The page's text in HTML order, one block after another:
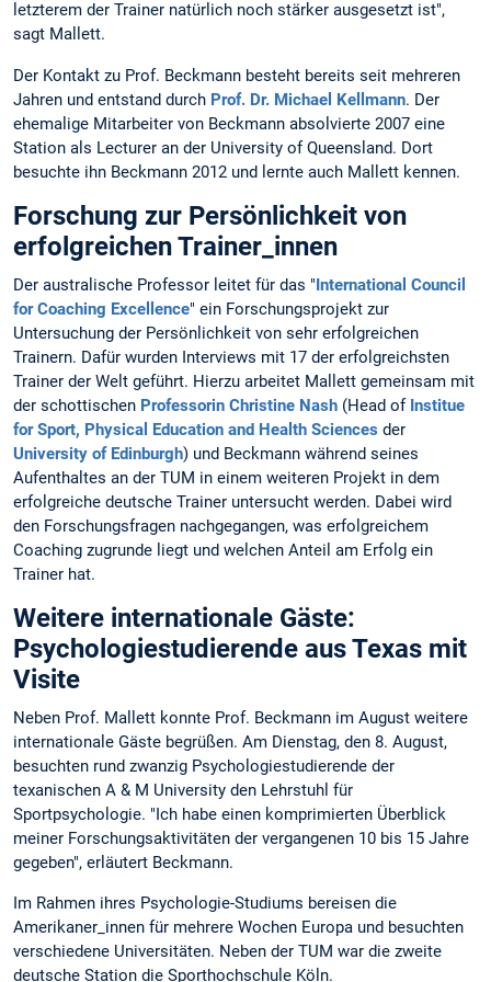
letzterem der Trainer natürlich noch stärker ausgesetzt ist",
sagt Mallett.
Der Kontakt zu Prof. Beckmann besteht bereits seit mehreren
Jahren und entstand durch Prof. Dr. Michael Kellmann. Der
ehemalige Mitarbeiter von Beckmann absolvierte 2007 eine
Station als Lecturer an der University of Queensland. Dort
besuchte ihn Beckmann 2012 und lernte auch Mallett kennen.
Forschung zur Persönlichkeit von
erfolgreichen Trainer_innen
Der australische Professor leitet für das "International Council
for Coaching Excellence" ein Forschungsprojekt zur
Untersuchung der Persönlichkeit von sehr erfolgreichen
Trainern. Dafür wurden Interviews mit 17 der erfolgreichsten
Trainer der Welt geführt. Hierzu arbeitet Mallett gemeinsam mit
der schottischen Professorin Christine Nash (Head of Institue
for Sport, Physical Education and Health Sciences der
University of Edinburgh) und Beckmann während seines
Aufenthaltes an der TUM in einem weiteren Projekt in dem
erfolgreiche deutsche Trainer untersucht werden. Dabei wird
den Forschungsfragen nachgegangen, was erfolgreichem
Coaching zugrunde liegt und welchen Anteil am Erfolg ein
Trainer hat.
Weitere internationale Gäste:
Psychologiestudierende aus Texas mit
Visite
Neben Prof. Mallett konnte Prof. Beckmann im August weitere
internationale Gäste begrüßen. Am Dienstag, den 8. August,
besuchten rund zwanzig Psychologiestudierende der
texanischen A & M University den Lehrstuhl für
Sportpsychologie. "Ich habe einen komprimierten Überblick
meiner Forschungsaktivitäten der vergangenen 10 bis 15 Jahre
gegeben", erläutert Beckmann.
Im Rahmen ihres Psychologie-Studiums bereisen die
Amerikaner_innen für mehrere Wochen Europa und besuchten
verschiedene Universitäten. Neben der TUM war die zweite
deutsche Station die Sporthochschule Köln.